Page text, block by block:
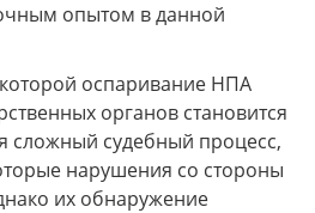
опытом в данной
оспаривание НПА
органов становится
сложный судебный процесс,
нарушения со стороны
их обнаружение